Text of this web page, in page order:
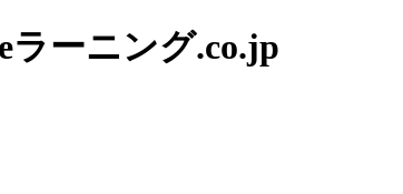
ラーニング.co.jp